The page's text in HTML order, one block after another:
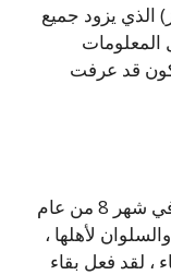
الذي يزود جميع
قد عرفت
مررت برحمة الله تعالى انطوني تيلور في شهر 8 من عام
لأهلها ،
، لقد فعل بقاء